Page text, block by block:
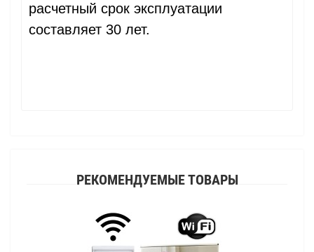
расчетный срок эксплуатации
составляет 30 лет.
РЕКОМЕНДУЕМЫЕ ТОВАРЫ